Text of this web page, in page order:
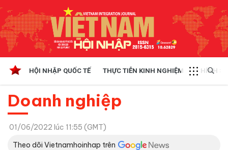
HỘI NHẬP QUỐC TẾ THỰC TIỄN KINH NGHIỆM CHÍNH
Doanh nghiệp
01/06/2022 lúc 11:55 (GMT)
Theo dõi Vietnamhoinhap trên